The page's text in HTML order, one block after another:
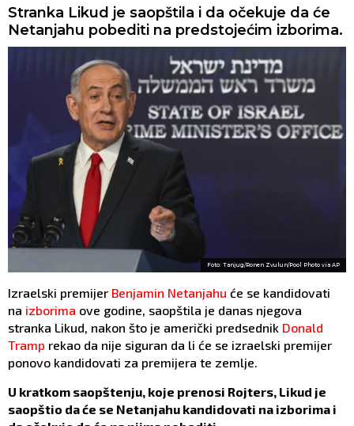
Stranka Likud je saopštila i da očekuje da će
Netanjahu pobediti na predstojećim izborima.
Foto: Tanjug/Ronen Zvulun/Pool Photo via AP
Izraelski premijer Benjamin Netanjahu će se kandidovati
na izborima ove godine, saopštila je danas njegova
stranka Likud, nakon što je američki predsednik Donald
Tramp rekao da nije siguran da li će se izraelski premijer
ponovo kandidovati za premijera te zemlje.
U kratkom saopštenju, koje prenosi Rojters, Likud je
saopštio da će se Netanjahu kandidovati na izborima i